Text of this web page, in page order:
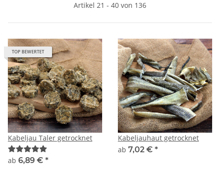
Artikel 21 - 40 von 136
TOP BEWERTET
Kabeljau Taler getrocknet
ab 6,89 € *
Kabeljauhaut getrocknet
ab 7,02 € *